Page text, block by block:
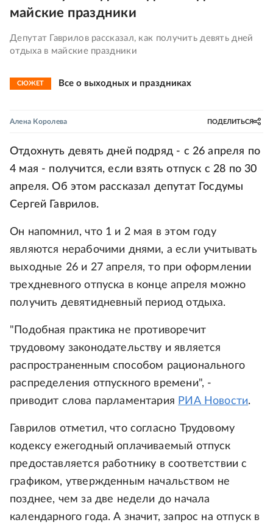
майские праздники
Депутат Гаврилов рассказал, как получить девять дней
отдыха в майские праздники
СЮЖЕТ Все о выходных и праздниках
Алена Королева ПОДЕЛИТЬСЯ
Отдохнуть девять дней подряд - с 26 апреля по
4 мая - получится, если взять отпуск с 28 по 30
апреля. Об этом рассказал депутат Госдумы
Сергей Гаврилов.
Он напомнил, что 1 и 2 мая в этом году
являются нерабочими днями, а если учитывать
выходные 26 и 27 апреля, то при оформлении
трехдневного отпуска в конце апреля можно
получить девятидневный период отдыха.
"Подобная практика не противоречит
трудовому законодательству и является
распространенным способом рационального
распределения отпускного времени", -
приводит слова парламентария РИА Новости.
Гаврилов отметил, что согласно Трудовому
кодексу ежегодный оплачиваемый отпуск
предоставляется работнику в соответствии с
графиком, утвержденным начальством не
позднее, чем за две недели до начала
календарного года. А значит, запрос на отпуск в